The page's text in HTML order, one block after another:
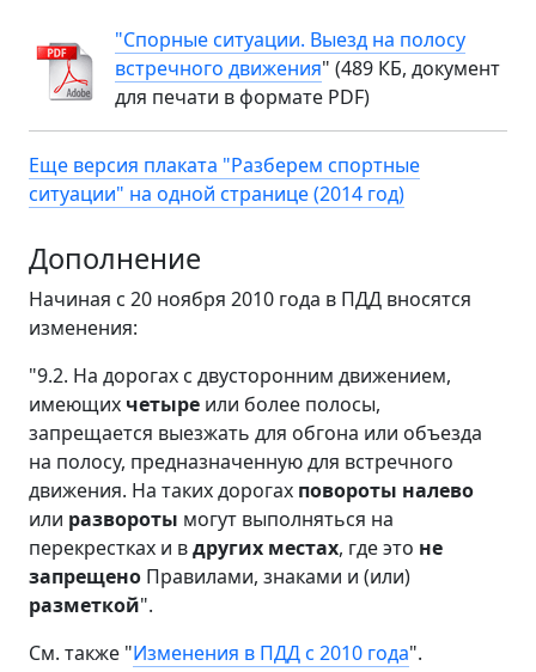
"Спорные ситуации. Выезд на полосу
встречного движения" (489 КБ, документ
для печати в формате PDF)
Еще версия плаката "Разберем спортные
ситуации" на одной странице (2014 год)
Дополнение
Начиная с 20 ноября 2010 года в ПДД вносятся
изменения:
"9.2. На дорогах с двусторонним движением,
имеющих четыре или более полосы,
запрещается выезжать для обгона или объезда
на полосу, предназначенную для встречного
движения. На таких дорогах повороты налево
или развороты могут выполняться на
перекрестках и вдругих местах, где это не
запрещено Правилами, знаками и (или)
разметкой".
См. также "Изменения в ПДД с 2010 года".